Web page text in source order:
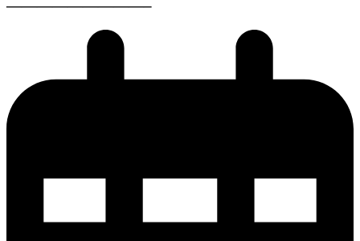
—————————–